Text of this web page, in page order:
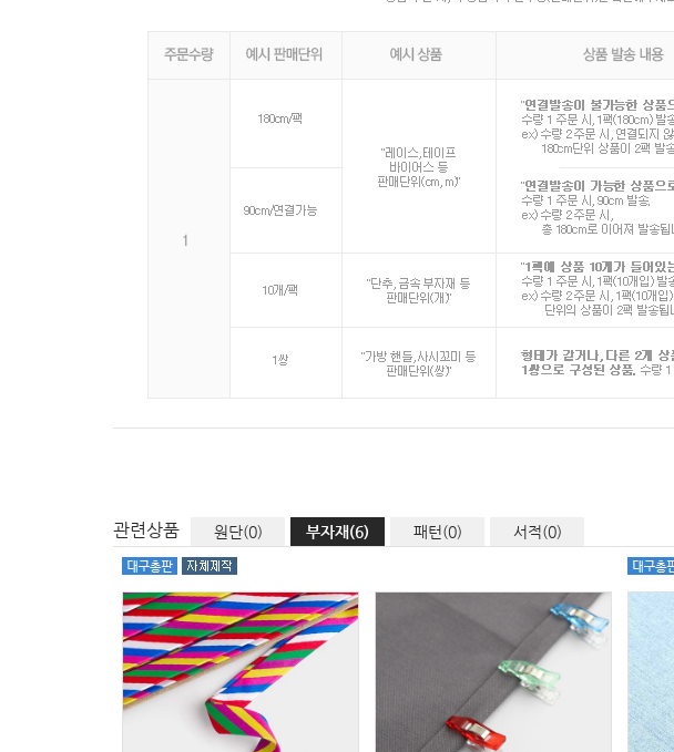
관련상품 원단(0) 부자재(6) 패턴(0) 서적(0)